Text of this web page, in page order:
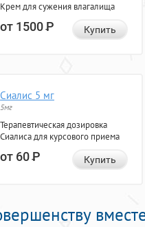
Крем для сужения влагалища
от 1500Р Купить
Сиалис 5 мг
5мг
Терапевтическая дозировка
Сиалиса для курсового приема
от 60Р Купить